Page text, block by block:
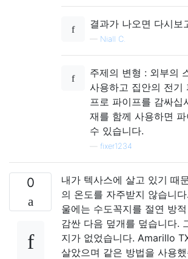
결과가 나오면 다시보
— Niall C.
주제의 변형 : 외부의
사용하고 집안의 전기
프로 파이프를 감싸십
재를 함께 사용하면
수 있습니다.
fixer1234
0
내가 텍사스에 살고 있기 때
의 온도를 자주받지 않습니
울에는 수도꼭지를 절연 방
감싼 다음 덮개를 덮습니다.
지가 없었습니다. Amarillo
살았으며 같은 방법을 사용